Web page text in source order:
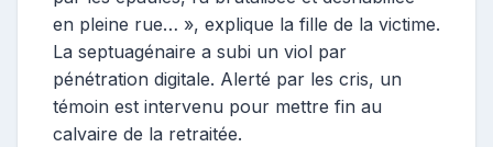
en pleine rue… », explique la fille de la victime.
La septuagénaire a subi un viol par
pénétration digitale. Alerté par les cris, un
témoin est intervenu pour mettre fin au
calvaire de la retraitée.